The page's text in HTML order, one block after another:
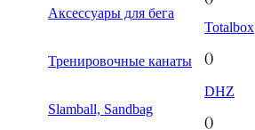
Аксессуары для бега
Тренировочные канаты
Slamball, Sandbag
Totalbox
()
DHZ
()